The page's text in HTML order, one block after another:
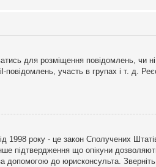
для розміщення повідомлень, чи
участь в групах і т. д.
1998 року - це закон Сполучених
підтвердження що опікуни
до юрисконсульта.